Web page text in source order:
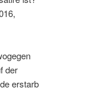
der
erstarb